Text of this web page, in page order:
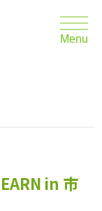
ートプロジェクト
toggle
Menu
in 市